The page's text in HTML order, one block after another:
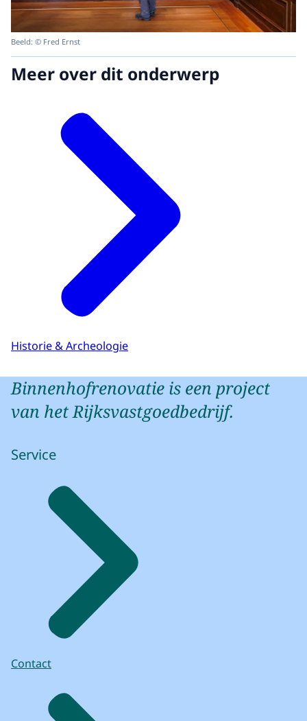
Beeld: © Fred Ernst
Meer over dit onderwerp
Historie & Archeologie
Binnenhofrenovatie is een project
van het Rijksvastgoedbedrijf.
Service
Contact